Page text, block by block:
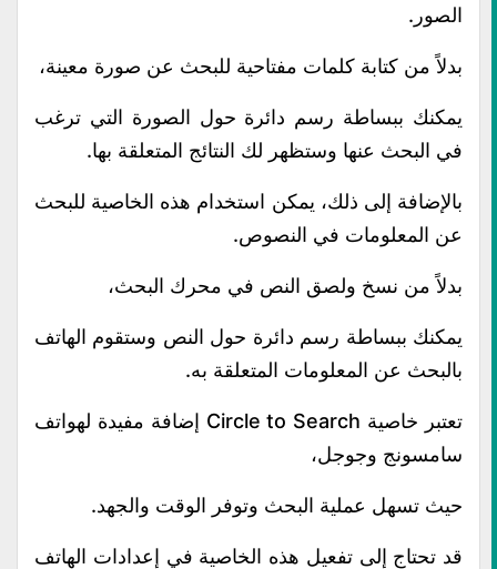
الصور.
بدلاً من كتابة كلمات مفتاحية للبحث عن صورة معينة،
يمكنك ببساطة رسم دائرة حول الصورة التي ترغب
في البحث عنها وستظهر لك النتائج المتعلقة بها.
بالإضافة إلى ذلك، يمكن استخدام هذه الخاصية للبحث
عن المعلومات في النصوص.
بدلاً من نسخ ولصق النص في محرك البحث،
يمكنك ببساطة رسم دائرة حول النص وستقوم الهاتف
بالبحث عن المعلومات المتعلقة به.
تعتبر خاصية Circle to Search إضافة مفيدة لهواتف
سامسونج وجوجل،
حيث تسهل عملية البحث وتوفر الوقت والجهد.
قد تحتاج إلى تفعيل هذه الخاصية في إعدادات الهاتف